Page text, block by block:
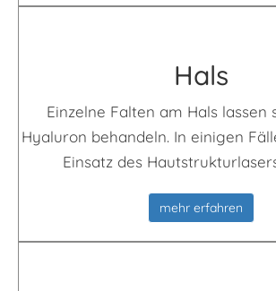
Hals
Einzelne Falten am Hals lassen
Hyaluron behandeln. In einigen
Einsatz des
mehr erfahren